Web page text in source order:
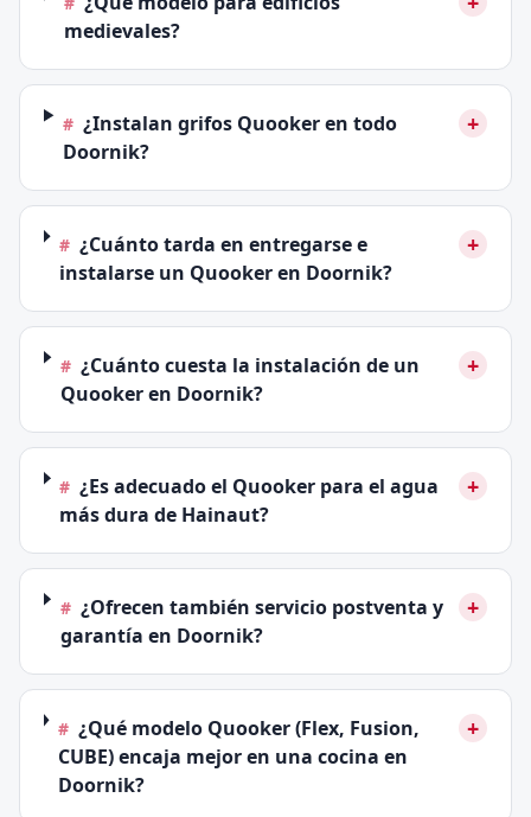
medievales?
# ¿Instalan grifos Quooker en todo
Doornik?
+
# ¿Cuánto tarda en entregarse e
instalarse un Quooker en Doornik?
+
# ¿Cuánto cuesta la instalación de un
Quooker en Doornik?
+
# ¿Es adecuado el Quooker para el agua
más dura de Hainaut?
+
# ¿Ofrecen también servicio postventa y
garantía en Doornik?
+
# ¿Qué modelo Quooker (Flex, Fusion,
CUBE) encaja mejor en una cocina en
Doornik?
+